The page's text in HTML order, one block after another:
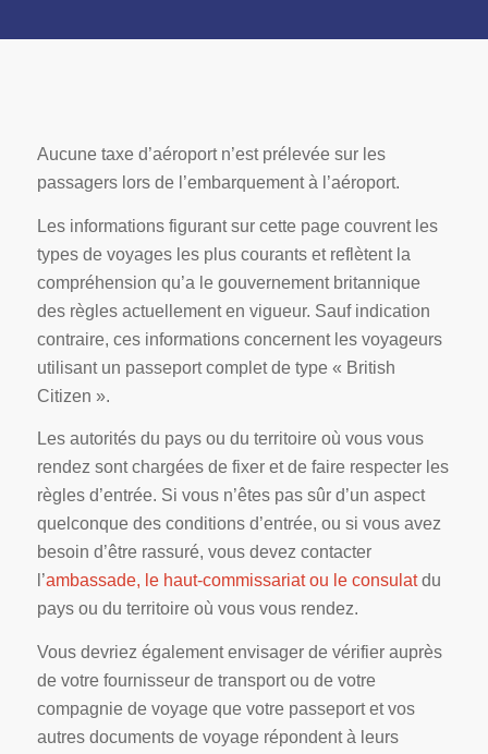
Aucune taxe d’aéroport n’est prélevée sur les
passagers lors de l’embarquement à l’aéroport.
Les informations figurant sur cette page couvrent les
types de voyages les plus courants et reflètent la
compréhension qu’a le gouvernement britannique
des règles actuellement en vigueur. Sauf indication
contraire, ces informations concernent les voyageurs
utilisant un passeport complet de type « British
Citizen ».
Les autorités du pays ou du territoire où vous vous
rendez sont chargées de fixer et de faire respecter les
règles d’entrée. Si vous n’êtes pas sûr d’un aspect
quelconque des conditions d’entrée, ou si vous avez
besoin d’être rassuré, vous devez contacter
l’ambassade, le haut-commissariat ou le consulatdu
pays ou du territoire où vous vous rendez.
Vous devriez également envisager de vérifier auprès
de votre fournisseur de transport ou de votre
compagnie de voyage que votre passeport et vos
autres documents de voyage répondent à leurs